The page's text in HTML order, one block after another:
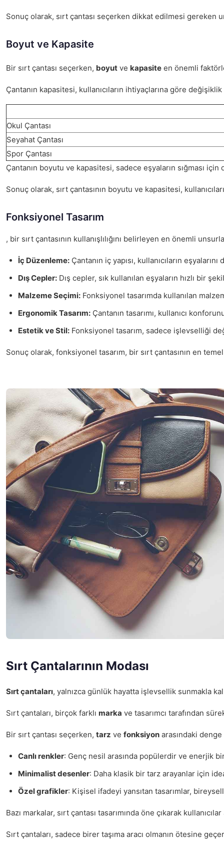
Sonuç olarak, sırt çantası seçerken dikkat edilmesi gereken
Boyut ve Kapasite
Bir sırt çantası seçerken, boyut ve kapasite en önemli
Çantanın kapasitesi, kullanıcıların ihtiyaçlarına göre
Okul Çantası
Seyahat Çantası
Spor Çantası
Çantanın boyutu ve kapasitesi, sadece eşyaların sığması için
Sonuç olarak, sırt çantasının boyutu ve kapasitesi,
Fonksiyonel Tasarım
, bir sırt çantasının kullanışlılığını belirleyen en önemli
İç Düzenleme: Çantanın iç yapısı, kullanıcıların
Dış Cepler: Dış cepler, sık kullanılan eşyaların hızlı bir
Malzeme Seçimi: Fonksiyonel tasarımda kullanılan
Ergonomik Tasarım: Çantanın tasarımı, kullanıcı
Estetik ve Stil: Fonksiyonel tasarım, sadece işlevselliği
Sonuç olarak, fonksiyonel tasarım, bir sırt çantasının en
Sırt Çantalarının Modası
Sırt çantaları, yalnızca günlük hayatta işlevsellik sunmakla
Sırt çantaları, birçok farklı marka ve tasarımcı tarafından
Bir sırt çantası seçerken, tarz ve fonksiyon arasındaki
Canlı renkler: Genç nesil arasında popülerdir ve enerjik
Minimalist desenler: Daha klasik bir tarz arayanlar için
Özel grafikler: Kişisel ifadeyi yansıtan tasarımlar,
Bazı markalar, sırt çantası tasarımında öne çıkarak
Sırt çantaları, sadece birer taşıma aracı olmanın ötesine